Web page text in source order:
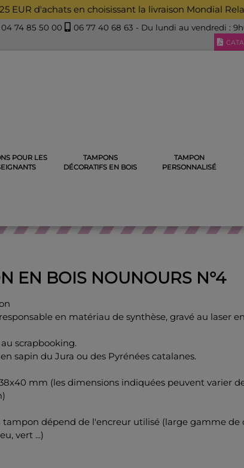
EUR d'achats en choisissant la livraison Mondial
04 74 85 50 00 06 77 40 68 63 - Du lundi au vendredi :
POUR LES
TAMPONS
DÉCORATIFS EN BOIS
TAMPON
PERSONNALISÉ
TAMPONS ANGES ET NOUNOURS TAMPON EN
EN BOIS NOUNOURS N°4
en matériau de synthèse, gravé au laser
scrapbooking.
sapin du Jura ou des Pyrénées catalanes.
mm (les dimensions indiquées peuvent varier
tampon dépend de l'encreur utilisé (large gamme de
vert ...)